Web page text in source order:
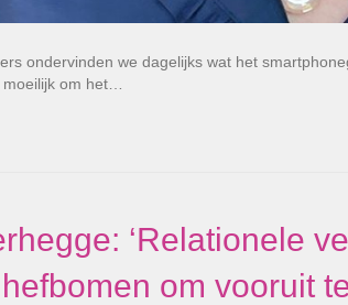
ondervinden we dagelijks wat het
om het…
‘Relationele
om vooruit